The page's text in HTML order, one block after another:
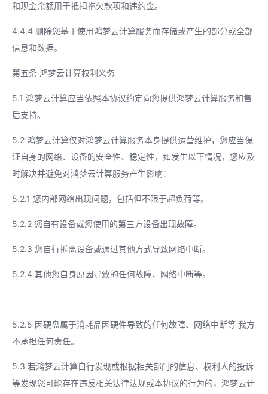
和现金余额用于抵扣拖欠款项和违约金。
4.4.4 删除您基于使用鸿梦云计算服务而存储或产生的部分或全部
信息和数据。
第五条 鸿梦云计算权利义务
5.1 鸿梦云计算应当依照本协议约定向您提供鸿梦云计算服务和售
后支持。
5.2 鸿梦云计算仅对鸿梦云计算服务本身提供运营维护，您应当保
证自身的网络、设备的安全性、稳定性，如发生以下情况，您应及
时解决并避免对鸿梦云计算服务产生影响：
5.2.1 您内部网络出现问题，包括但不限于超负荷等。
5.2.2 您自有设备或您使用的第三方设备出现故障。
5.2.3 您自行拆离设备或通过其他方式导致网络中断。
5.2.4 其他您自身原因导致的任何故障、网络中断等。
5.2.5 因硬盘属于消耗品因硬件导致的任何故障、网络中断等 我方
不承担任何责任。
5.3 若鸿梦云计算自行发现或根据相关部门的信息、权利人的投诉
等发现您可能存在违反相关法律法规或本协议的行为的，鸿梦云计